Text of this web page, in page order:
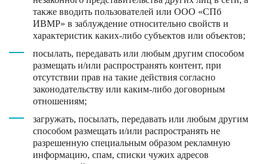
также вводить пользователей или ООО «СПб
ИВМР» в заблуждение относительно свойств и
характеристик каких-либо субъектов или объектов;
посылать, передавать или любым другим способом
размещать и/или распространять контент, при
отсутствии прав на такие действия согласно
законодательству или каким-либо договорным
отношениям;
загружать, посылать, передавать или любым другим
способом размещать и/или распространять не
разрешенную специальным образом рекламную
информацию, спам, списки чужих адресов